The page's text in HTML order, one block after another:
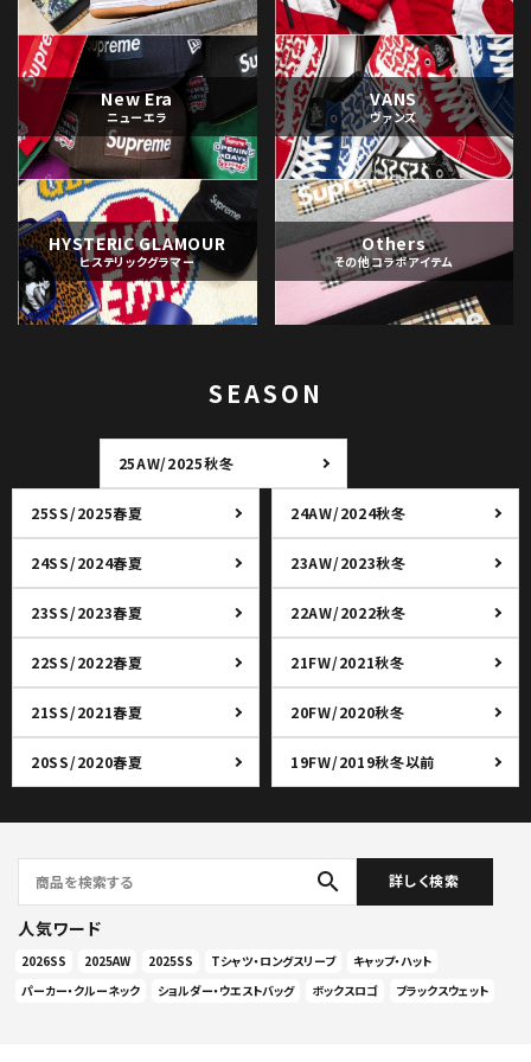
New Era
ニューエラ
VANS
ヴァンズ
HYSTERIC GLAMOUR
ヒステリックグラマー
Others
その他コラボアイテム
SEASON
25AW/2025秋冬
25SS/2025春夏 24AW/2024秋冬
24SS/2024春夏 23AW/2023秋冬
23SS/2023春夏 22AW/2022秋冬
22SS/2022春夏 21FW/2021秋冬
21SS/2021春夏 20FW/2020秋冬
20SS/2020春夏 19FW/2019秋冬以前
search 詳しく検索
人気ワード
2026SS 2025AW 2025SS Tシャツ・ロングスリーブ
キャップ・ハット
パーカー・クルーネック
ショルダー・ウエストバッグ ボックスロゴ ブラックスウェット